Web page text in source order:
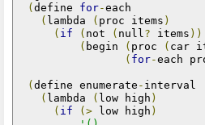
( define for-each
( lambda ( proc items )
( if ( not ( null ? items ))
( begin ( proc ( car
( for-each
( define enumerate - interval
( lambda ( low high )
( if (> low high )